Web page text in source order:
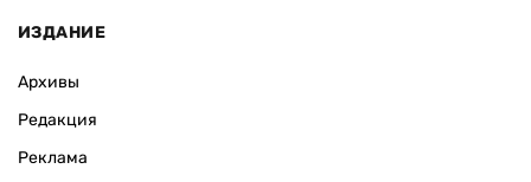
ИЗДАНИЕ
Архивы
Редакция
Реклама